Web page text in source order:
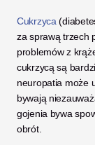
Cukrzyca
za sprawą trzech
problemów z
cukrzycą są
neuropatia może
bywają
gojenia bywa
obrót.